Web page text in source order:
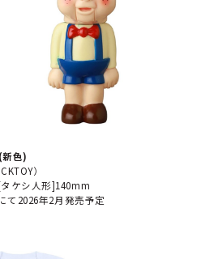
色)
）
ケシ人形]140mm
て2026年2月発売予定